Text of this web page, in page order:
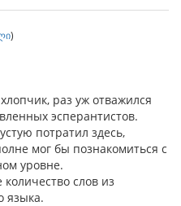
)
раз уж отважился
эсперантистов.
потратил здесь,
мог бы познакомиться с
уровне.
слов из
языка.